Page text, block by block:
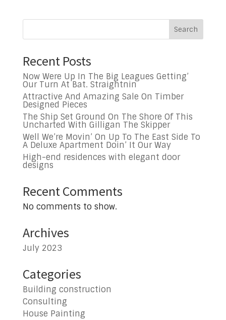
Search
Recent Posts
Now Were Up In The Big Leagues Getting’
Our Turn At Bat. Straightnin
Attractive And Amazing Sale On Timber
Designed Pieces
The Ship Set Ground On The Shore Of This
Uncharted With Gilligan The Skipper
Well We’re Movin’ On Up To The East Side To
A Deluxe Apartment Doin’ It Our Way
High-end residences with elegant door
designs
Recent Comments
No comments to show.
Archives
July 2023
Categories
Building construction
Consulting
House Painting